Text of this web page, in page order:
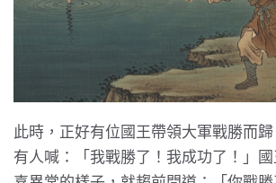
此時，正好有位國王帶領大軍戰勝而歸
有人喊：「我戰勝了！我成功了！」